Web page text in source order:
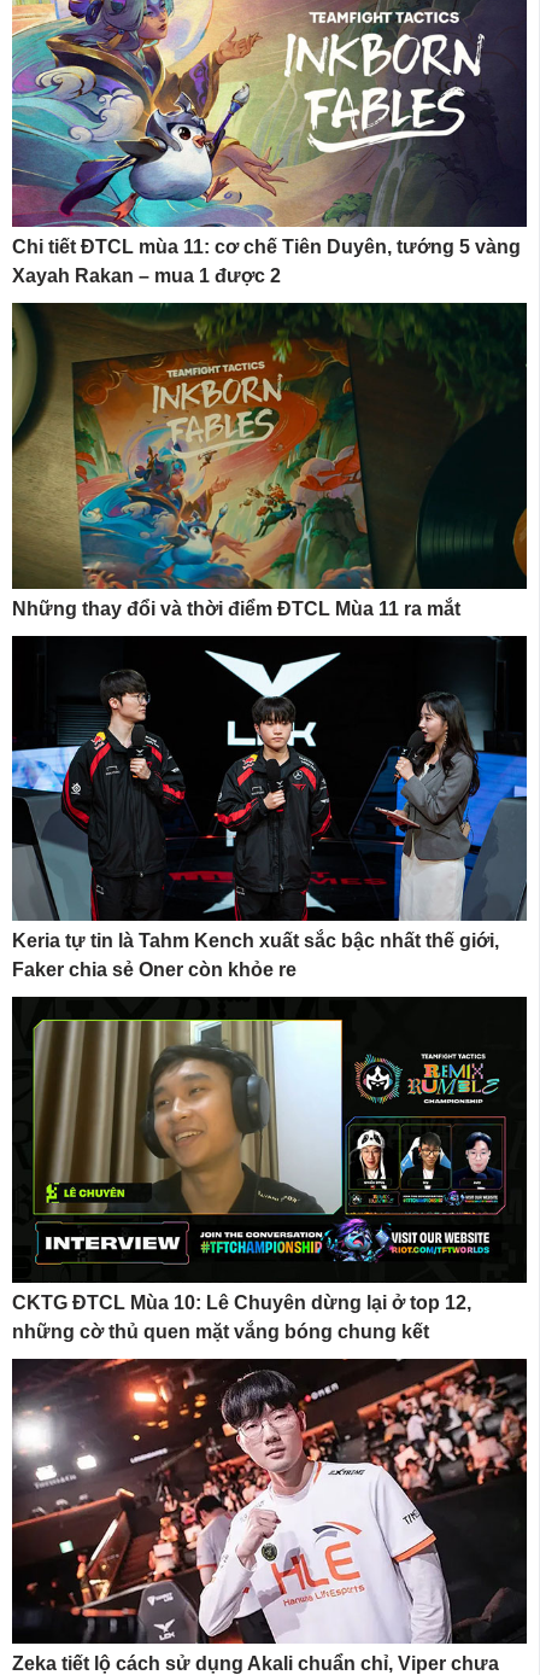
Chi tiết ĐTCL mùa 11: cơ chế Tiên Duyên, tướng 5 vàng
Xayah Rakan – mua 1 được 2
Những thay đổi và thời điểm ĐTCL Mùa 11 ra mắt
Keria tự tin là Tahm Kench xuất sắc bậc nhất thế giới,
Faker chia sẻ Oner còn khỏe re
CKTG ĐTCL Mùa 10: Lê Chuyên dừng lại ở top 12,
những cờ thủ quen mặt vắng bóng chung kết
Zeka tiết lộ cách sử dụng Akali chuẩn chỉ, Viper chưa